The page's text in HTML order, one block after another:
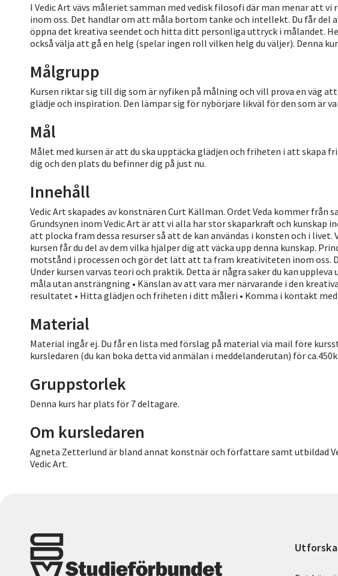
I Vedic Art vävs måleriet samman med vedisk filosofi där man menar att vi
inom oss. Det handlar om att måla bortom tanke och intellekt. Du får del
öppna det kreativa seendet och hitta ditt personliga uttryck i målandet.
också välja att gå en helg (spelar ingen roll vilken helg du väljer). Denna
Målgrupp
Kursen riktar sig till dig som är nyfiken på målning och vill prova en väg
glädje och inspiration. Den lämpar sig för nybörjare likväl för den som är
Mål
Målet med kursen är att du ska upptäcka glädjen och friheten i att skapa
dig och den plats du befinner dig på just nu.
Innehåll
Vedic Art skapades av konstnären Curt Källman. Ordet Veda kommer från
Grundsynen inom Vedic Art är att vi alla har stor skaparkraft och kunskap
att plocka fram dessa resurser så att de kan användas i konsten och i livet.
kursen får du del av dem vilka hjälper dig att väcka upp denna kunskap.
motstånd i processen och gör det lätt att ta fram kreativiteten inom oss.
Under kursen varvas teori och praktik. Detta är några saker du kan uppleva
måla utan ansträngning • Känslan av att vara mer närvarande i den
resultatet • Hitta glädjen och friheten i ditt måleri • Komma i kontakt
Material
Material ingår ej. Du får en lista med förslag på material via mail före
kursledaren (du kan boka detta vid anmälan i meddelanderutan) för
Gruppstorlek
Denna kurs har plats för 7 deltagare.
Om kursledaren
Agneta Zetterlund är bland annat konstnär och författare samt utbildad
Vedic Art.
Utforska